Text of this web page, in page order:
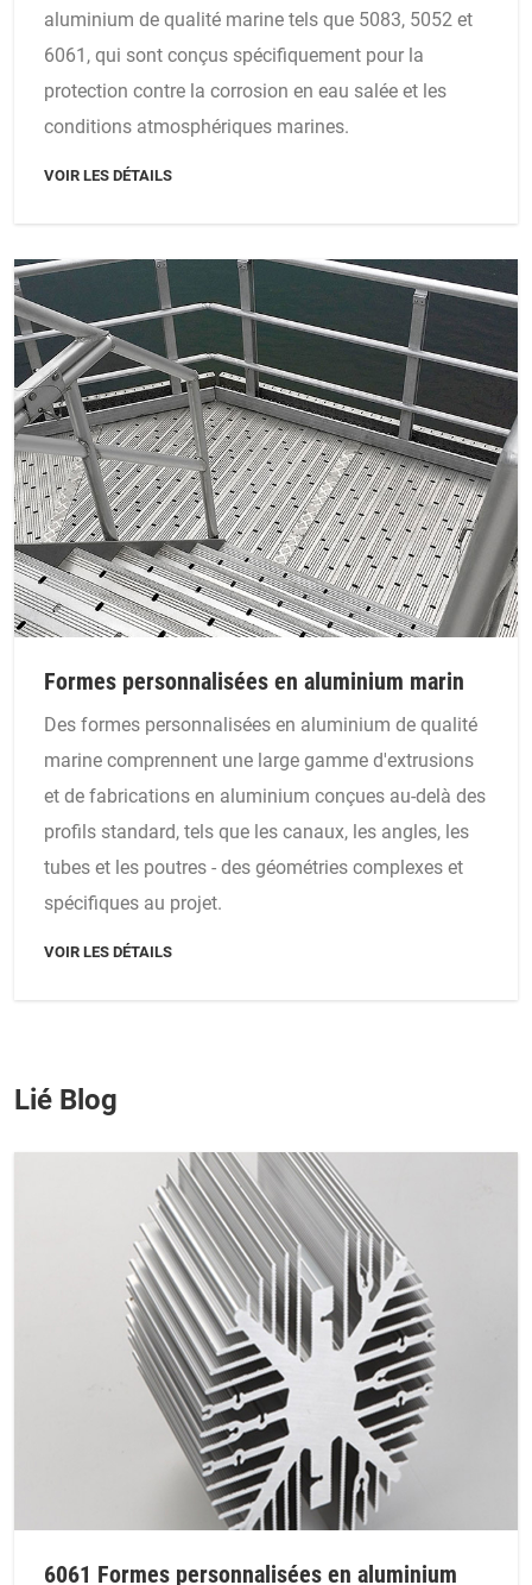
aluminium de qualité marine tels que 5083, 5052 et
6061, qui sont conçus spécifiquement pour la
protection contre la corrosion en eau salée et les
conditions atmosphériques marines.
VOIR LES DÉTAILS
Formes personnalisées en aluminium marin
Des formes personnalisées en aluminium de qualité
marine comprennent une large gamme d'extrusions
et de fabrications en aluminium conçues au-delà des
profils standard, tels que les canaux, les angles, les
tubes et les poutres - des géométries complexes et
spécifiques au projet.
VOIR LES DÉTAILS
Lié Blog
6061 Formes personnalisées en aluminium